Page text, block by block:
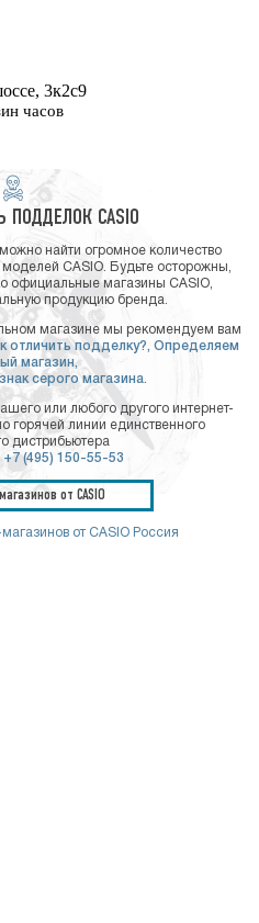
3к2с9
часов
ПОДДЕЛОК CASIO
найти огромное количество
CASIO. Будьте осторожны,
официальные магазины CASIO,
продукцию бренда.
магазине мы рекомендуем вам
отличить подделку?, Определяем
магазин,
серого магазина.
или любого другого интернет-
горячей линии единственного
дистрибьютера
+7 (495) 150-55-53
от CASIO
от CASIO Россия